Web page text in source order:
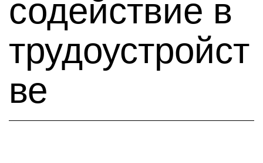
содействие в
трудоустройст
ве